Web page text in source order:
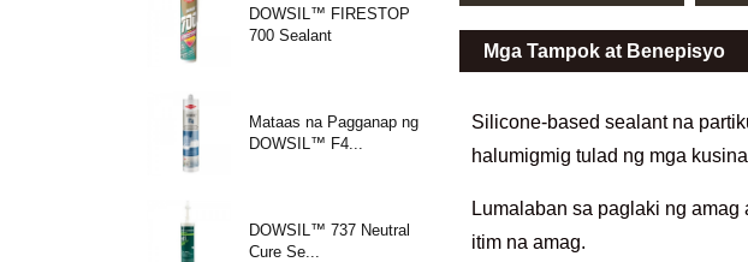
DOWSIL™ FIRESTOP
700 Sealant
Mataas na Pagganap ng
DOWSIL™ F4...
DOWSIL™ 737 Neutral
Cure Se...
Mga Tampok at Benepisyo
Silicone-based sealant na
halumigmig tulad ng mga
Lumalaban sa paglaki ng
itim na amag.